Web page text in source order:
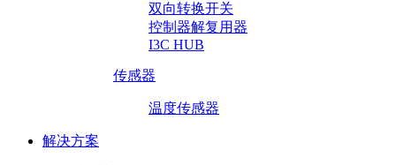
双向转换开关
控制器解复用器
I3C HUB
传感器
温度传感器
解决方案